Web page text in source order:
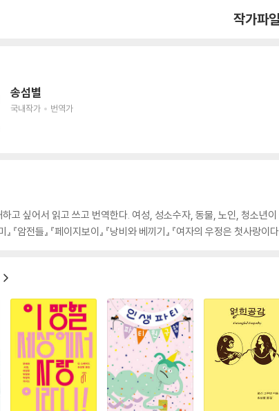
작가파일
송섬별
국내작가 번역가
고 싶어서 읽고 쓰고 번역한다. 여성, 성소수자, 동물, 노인, 청소년
『암전들』 『페이지보이』 『낭비와 베끼기』 『여자의 우정은 첫사랑이